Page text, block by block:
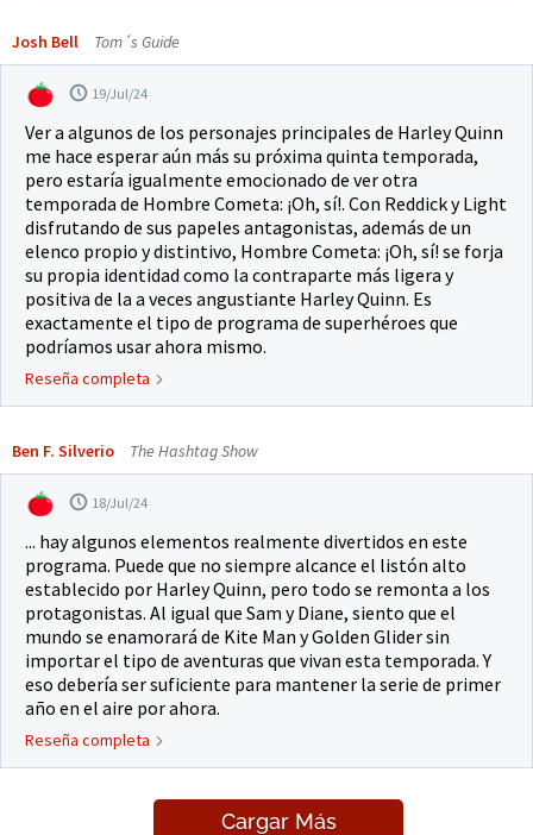
Josh Bell Tom´s Guide
19/Jul/24
Ver a algunos de los personajes principales de Harley Quinn
me hace esperar aún más su próxima quinta temporada,
pero estaría igualmente emocionado de ver otra
temporada de Hombre Cometa: ¡Oh, sí!. Con Reddick y Light
disfrutando de sus papeles antagonistas, además de un
elenco propio y distintivo, Hombre Cometa: ¡Oh, sí! se forja
su propia identidad como la contraparte más ligera y
positiva de la a veces angustiante Harley Quinn. Es
exactamente el tipo de programa de superhéroes que
podríamos usar ahora mismo.
Reseña completa
Ben F. Silverio The Hashtag Show
18/Jul/24
... hay algunos elementos realmente divertidos en este
programa. Puede que no siempre alcance el listón alto
establecido por Harley Quinn, pero todo se remonta a los
protagonistas. Al igual que Sam y Diane, siento que el
mundo se enamorará de Kite Man y Golden Glider sin
importar el tipo de aventuras que vivan esta temporada. Y
eso debería ser suficiente para mantener la serie de primer
año en el aire por ahora.
Reseña completa
Cargar Más